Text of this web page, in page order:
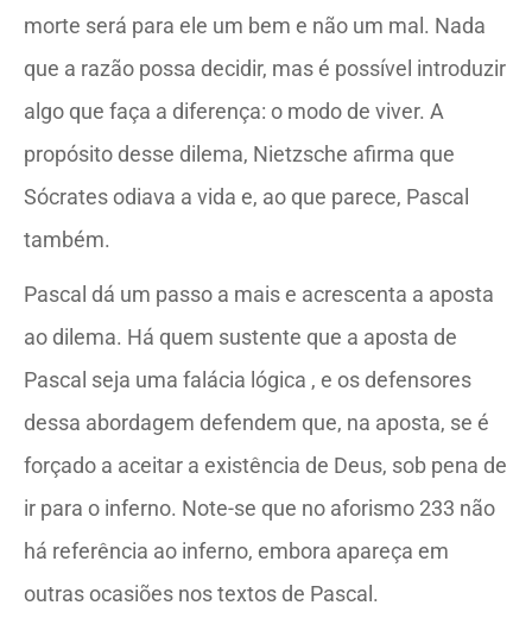
morte será para ele um bem e não um mal. Nada
que a razão possa decidir, mas é possível introduzir
algo que faça a diferença: o modo de viver. A
propósito desse dilema, Nietzsche afirma que
Sócrates odiava a vida e, ao que parece, Pascal
também.
Pascal dá um passo a mais e acrescenta a aposta
ao dilema. Há quem sustente que a aposta de
Pascal seja uma falácia lógica , e os defensores
dessa abordagem defendem que, na aposta, se é
forçado a aceitar a existência de Deus, sob pena de
ir para o inferno. Note-se que no aforismo 233 não
há referência ao inferno, embora apareça em
outras ocasiões nos textos de Pascal.